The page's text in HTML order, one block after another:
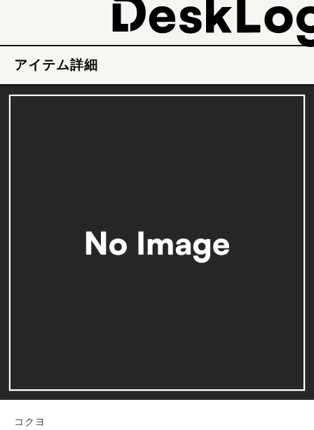
アイテム詳細
コクヨ